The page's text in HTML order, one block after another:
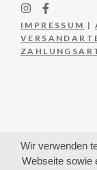
IMPRESSUM |
Wir verwenden
Webseite sowie